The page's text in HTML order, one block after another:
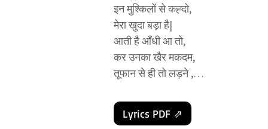
इन मुश्किलों से कह्दो,
मेरा खुदा बड़ा है|
आती है आँधी आ तो,
कर उनका खैर मकदम,
तूफान से ही तो लड़ने ,
ये मत कहो खुदा से,
मेरी मुश्किलें बड़ी है,
Lyrics PDF ⇗